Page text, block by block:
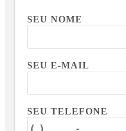
SEU NOME
SEU E-MAIL
SEU TELEFONE